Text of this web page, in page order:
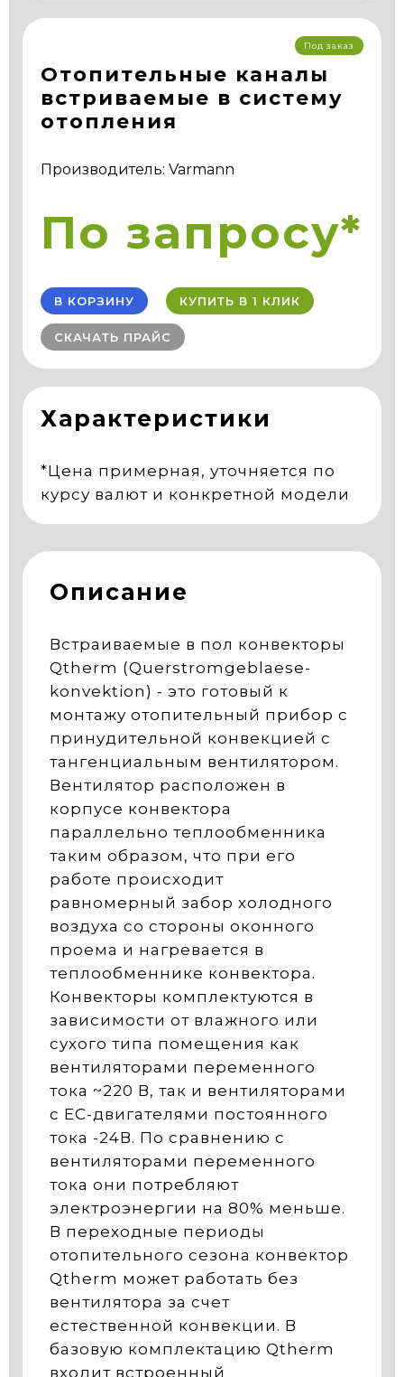
Отопительные каналы
встриваемые в систему
отопления
Производитель: Varmann
Под заказ
По запросу*
В КОРЗИНУ КУПИТЬ В 1 КЛИК
СКАЧАТЬ ПРАЙС
Характеристики
*Цена примерная, уточняется по
курсу валют и конкретной модели
Описание
Встраиваемые в пол конвекторы
Qtherm (Querstromgeblaese-
konvektion) - это готовый к
монтажу отопительный прибор с
принудительной конвекцией с
тангенциальным вентилятором.
Вентилятор расположен в
корпусе конвектора
параллельно теплообменника
таким образом, что при его
работе происходит
равномерный забор холодного
воздуха со стороны оконного
проема и нагревается в
теплообменнике конвектора.
Конвекторы комплектуются в
зависимости от влажного или
сухого типа помещения как
вентиляторами переменного
тока ~220 В, так и вентиляторами
с ЕС-двигателями постоянного
тока -24В. По сравнению с
вентиляторами переменного
тока они потребляют
электроэнергии на 80% меньше.
В переходные периоды
отопительного сезона конвектор
Qtherm может работать без
вентилятора за счет
естественной конвекции. В
базовую комплектацию Qtherm
входит встроенный